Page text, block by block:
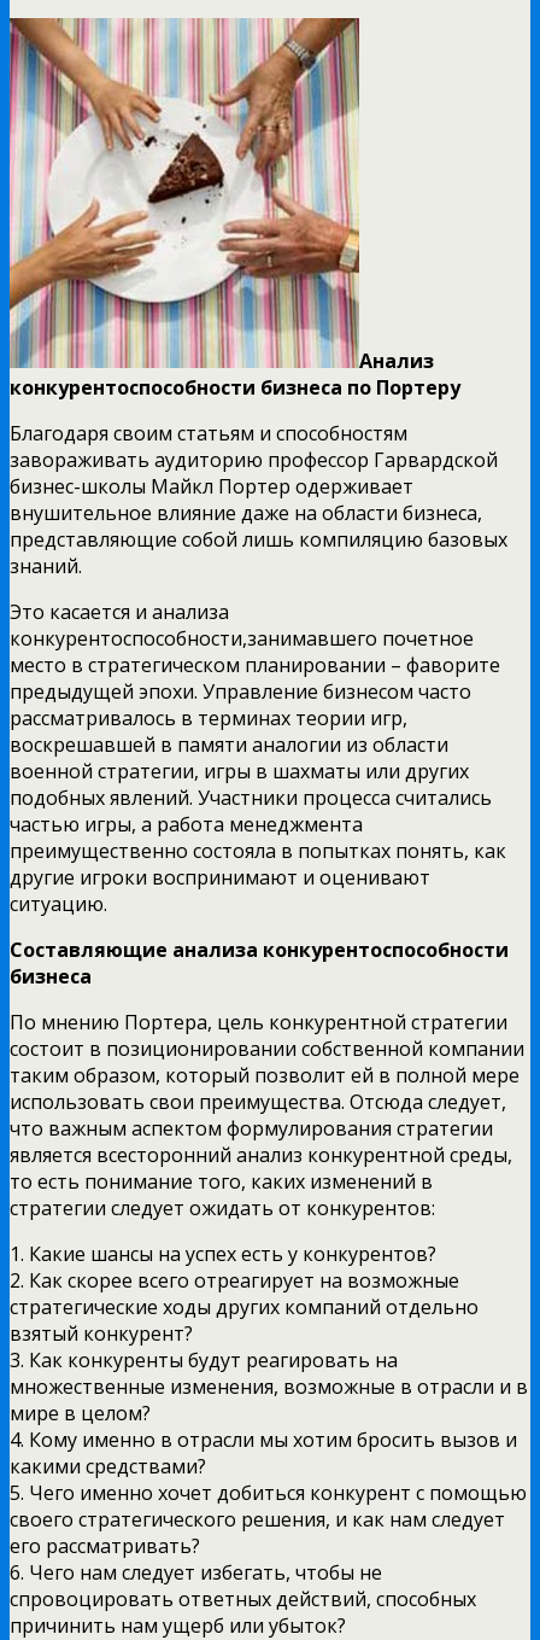
Анализ
конкурентоспособности бизнеса по Портеру
Благодаря своим статьям и способностям
завораживать аудиторию профессор Гарвардской
бизнес-школы Майкл Портер одерживает
внушительное влияние даже на области бизнеса,
представляющие собой лишь компиляцию базовых
знаний.
Это касается и анализа
конкурентоспособности,занимавшего почетное
место в стратегическом планировании – фаворите
предыдущей эпохи. Управление бизнесом часто
рассматривалось в терминах теории игр,
воскрешавшей в памяти аналогии из области
военной стратегии, игры в шахматы или других
подобных явлений. Участники процесса считались
частью игры, а работа менеджмента
преимущественно состояла в попытках понять, как
другие игроки воспринимают и оценивают
ситуацию.
Составляющие анализа конкурентоспособности
бизнеса
По мнению Портера, цель конкурентной стратегии
состоит в позиционировании собственной компании
таким образом, который позволит ей в полной мере
использовать свои преимущества. Отсюда следует,
что важным аспектом формулирования стратегии
является всесторонний анализ конкурентной среды,
то есть понимание того, каких изменений в
стратегии следует ожидать от конкурентов:
1. Какие шансы на успех есть у конкурентов?
2. Как скорее всего отреагирует на возможные
стратегические ходы других компаний отдельно
взятый конкурент?
3. Как конкуренты будут реагировать на
множественные изменения, возможные в отрасли и в
мире в целом?
4. Кому именно в отрасли мы хотим бросить вызов и
какими средствами?
5. Чего именно хочет добиться конкурент с помощью
своего стратегического решения, и как нам следует
его рассматривать?
6. Чего нам следует избегать, чтобы не
спровоцировать ответных действий, способных
причинить нам ущерб или убыток?